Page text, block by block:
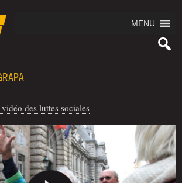
MENU
des luttes sociales